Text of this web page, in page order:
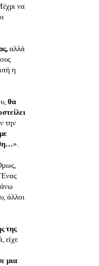
να
αλλά
η
θα
την
».
Ένας
άλλοι
της
είχε
μια